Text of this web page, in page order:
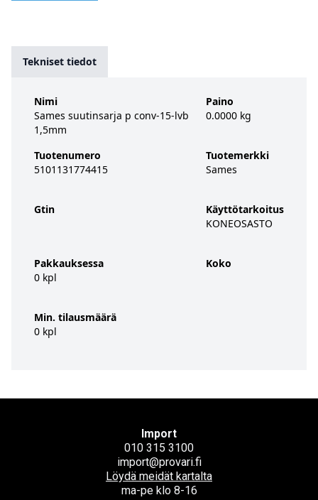
Tekniset tiedot
Nimi
Sames suutinsarja p conv-15-lvb
1,5mm
Tuotenumero
5101131774415
Gtin
Pakkauksessa
0 kpl
Min. tilausmäärä
0 kpl
Paino
0.0000 kg
Tuotemerkki
Sames
Käyttötarkoitus
KONEOSASTO
Koko
Import
010 315 3100
import@provari.fi
Löydä meidät kartalta
ma-pe klo 8-16